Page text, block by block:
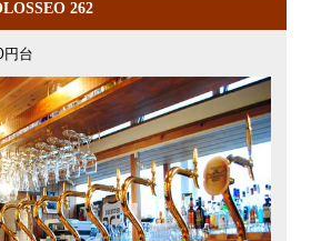
262
円台